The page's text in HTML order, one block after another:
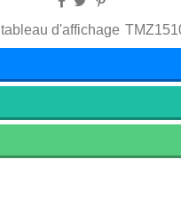
tableau d'affichage